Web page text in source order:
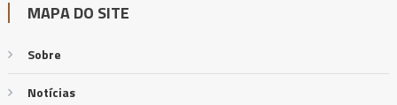
MAPA DO SITE
Sobre
Notícias